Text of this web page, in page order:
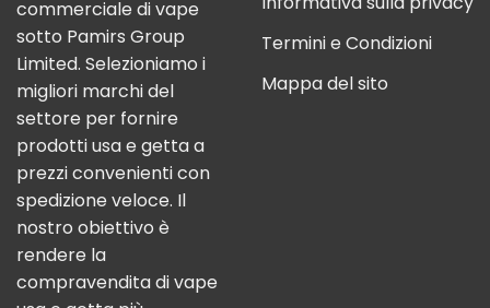
commerciale di vape
sotto Pamirs Group
Limited. Selezioniamo i
migliori marchi del
settore per fornire
prodotti usa e getta a
prezzi convenienti con
spedizione veloce. Il
nostro obiettivo è
rendere la
compravendita di vape
Termini e Condizioni
Mappa del sito